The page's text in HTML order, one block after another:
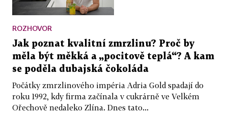
ROZHOVOR
Jak poznat kvalitní zmrzlinu? Proč by
měla být měkká a „pocitově teplá“? A kam
se poděla dubajská čokoláda
Počátky zmrzlinového impéria Adria Gold spadají do
roku 1992, kdy firma začínala v cukrárně ve Velkém
Ořechově nedaleko Zlína. Dnes tato...